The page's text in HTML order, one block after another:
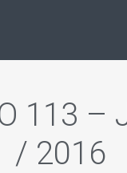
113 –
/ 2016